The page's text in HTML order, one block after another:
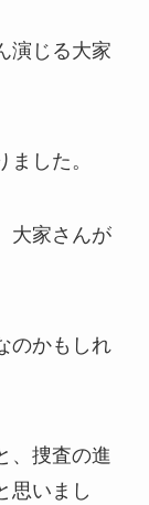
演じる大家
した。
大家さんが
のかもしれ
、捜査の進
思いまし